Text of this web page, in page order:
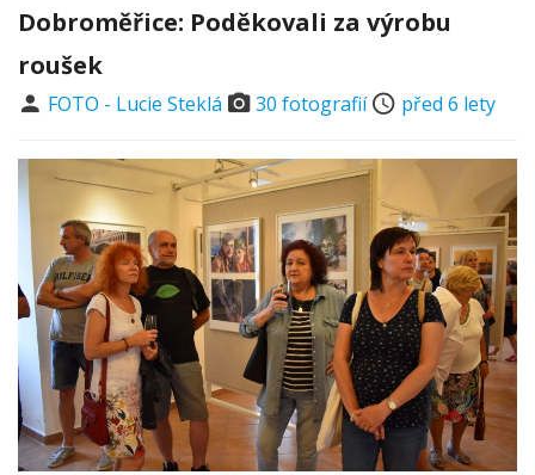
Dobroměřice: Poděkovali za výrobu
roušek
FOTO - Lucie Steklá 30 fotografií před 6 lety